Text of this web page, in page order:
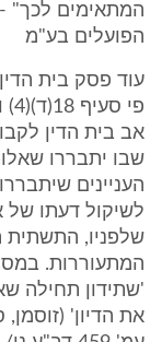
הפועלים בע"מ
עוד פסק בית
אב בית הדין
שבו יתבררו
העניינים
לשיקול דעתו של
שלפניו, התשתית
המתעוררות.
'שתידון תחילה
את הדיון'